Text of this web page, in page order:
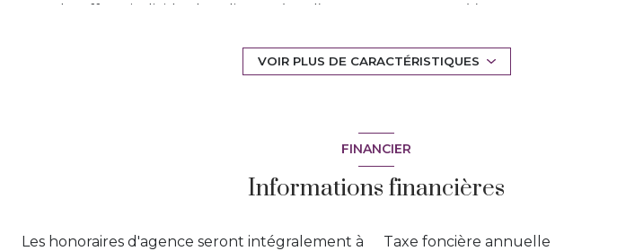
Chauffage individuel : radiateur (fioul) 1 garage(s)
vue résidentielle
VOIR PLUS DE CARACTÉRISTIQUES
FINANCIER
Informations financières
Les honoraires d'agence seront intégralement à
Taxe foncière annuelle